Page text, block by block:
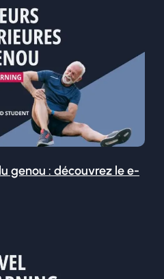
genou : découvrez le e-